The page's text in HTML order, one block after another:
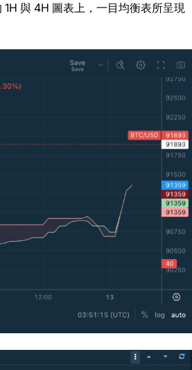
與 4H 圖表上，一目均衡表所呈現